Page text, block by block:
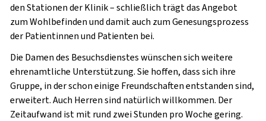
den Stationen der Klinik – schließlich trägt das Angebot
zum Wohlbefinden und damit auch zum Genesungsprozess
der Patientinnen und Patienten bei.
Die Damen des Besuchsdienstes wünschen sich weitere
ehrenamtliche Unterstützung. Sie hoffen, dass sich ihre
Gruppe, in der schon einige Freundschaften entstanden sind,
erweitert. Auch Herren sind natürlich willkommen. Der
Zeitaufwand ist mit rund zwei Stunden pro Woche gering.